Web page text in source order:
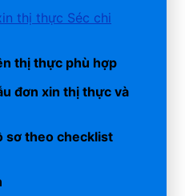
thị thực Séc chi
thị thực phù hợp
đơn xin thị thực và
sơ theo checklist